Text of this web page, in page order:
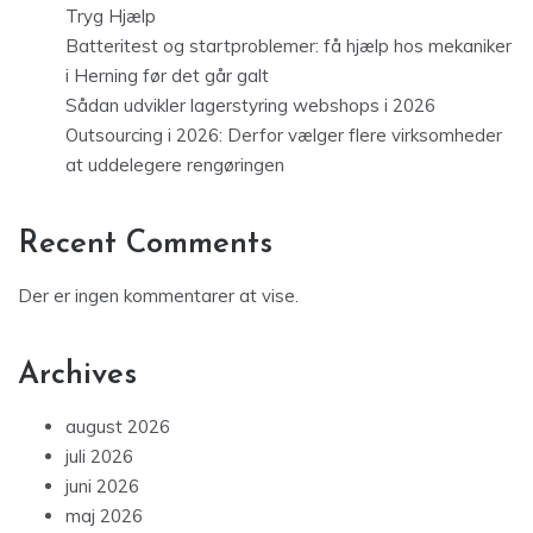
Tryg Hjælp
Batteritest og startproblemer: få hjælp hos mekaniker
i Herning før det går galt
Sådan udvikler lagerstyring webshops i 2026
Outsourcing i 2026: Derfor vælger flere virksomheder
at uddelegere rengøringen
Recent Comments
Der er ingen kommentarer at vise.
Archives
august 2026
juli 2026
juni 2026
maj 2026